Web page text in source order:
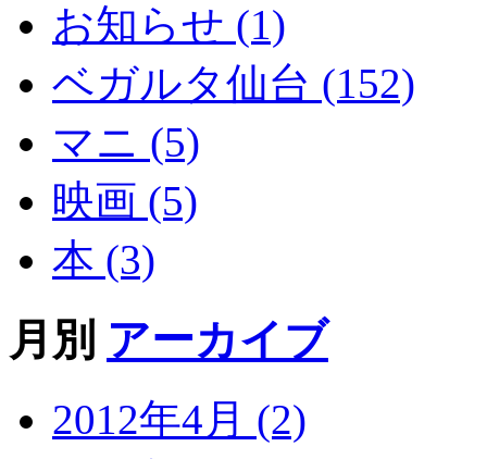
お知らせ (1)
ベガルタ仙台 (152)
マニ (5)
映画 (5)
本 (3)
月別 アーカイブ
2012年4月 (2)